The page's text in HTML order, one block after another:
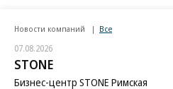
Новости компаний Все
07.08.2026
STONE
Бизнес-центр STONE Римская